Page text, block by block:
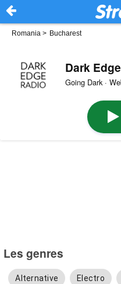
Romania > Bucharest
Dark
Going Dark ·
Les genres
Alternative Electro